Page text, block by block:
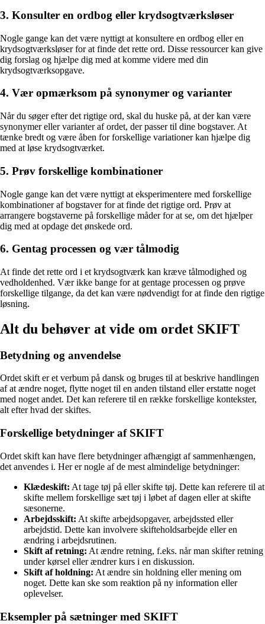
3. Konsulter en ordbog eller krydsogtværksløser
Nogle gange kan det være nyttigt at konsultere en ordbog eller en
krydsogtværksløser for at finde det rette ord. Disse ressourcer kan give
dig forslag og hjælpe dig med at komme videre med din
krydsogtværksopgave.
4. Vær opmærksom på synonymer og varianter
Når du søger efter det rigtige ord, skal du huske på, at der kan være
synonymer eller varianter af ordet, der passer til dine bogstaver. At
tænke bredt og være åben for forskellige variationer kan hjælpe dig
med at løse krydsogtværket.
5. Prøv forskellige kombinationer
Nogle gange kan det være nyttigt at eksperimentere med forskellige
kombinationer af bogstaver for at finde det rigtige ord. Prøv at
arrangere bogstaverne på forskellige måder for at se, om det hjælper
dig med at opdage det ønskede ord.
6. Gentag processen og vær tålmodig
At finde det rette ord i et krydsogtværk kan kræve tålmodighed og
vedholdenhed. Vær ikke bange for at gentage processen og prøve
forskellige tilgange, da det kan være nødvendigt for at finde den rigtige
løsning.
Alt du behøver at vide om ordet SKIFT
Betydning og anvendelse
Ordet skift er et verbum på dansk og bruges til at beskrive handlingen
af at ændre noget, flytte noget til en anden tilstand eller erstatte noget
med noget andet. Det kan referere til en række forskellige kontekster,
alt efter hvad der skiftes.
Forskellige betydninger af SKIFT
Ordet skift kan have flere betydninger afhængigt af sammenhængen,
det anvendes i. Her er nogle af de mest almindelige betydninger:
Klædeskift: At tage tøj på eller skifte tøj. Dette kan referere til at
skifte mellem forskellige sæt tøj i løbet af dagen eller at skifte
sæsonerne.
Arbejdsskift: At skifte arbejdsopgaver, arbejdssted eller
arbejdstid. Dette kan involvere skifteholdsarbejde eller en
ændring i arbejdsrutinen.
Skift af retning: At ændre retning, f.eks. når man skifter retning
under kørsel eller ændrer kurs i en diskussion.
Skift af holdning: At ændre sin holdning eller mening om
noget. Dette kan ske som reaktion på ny information eller
oplevelser.
Eksempler på sætninger med SKIFT